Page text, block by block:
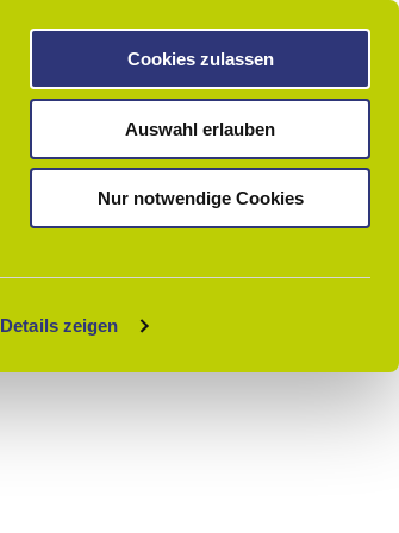
Details zeigen
Cookies zulassen
Auswahl erlauben
Nur notwendige Cookies